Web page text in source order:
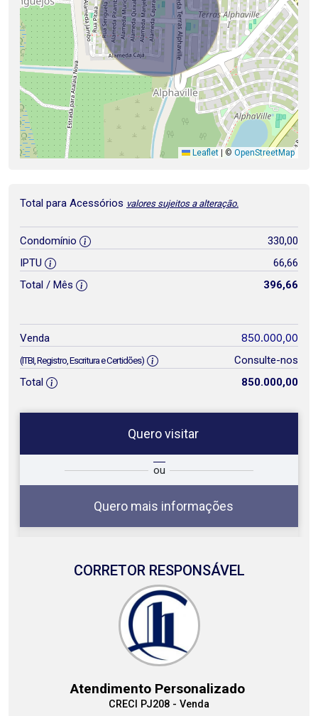
Leaflet © OpenStreetMap
Total para Acessórios valores sujeitos a alteração.
Condomínio
330,00
IPTU
66,66
Total / Mês
396,66
Venda 850.000,00
(ITBI, Registro, Escritura e Certidões)
Consulte-nos
Total
850.000,00
Quero visitar
ou
Quero mais informações
Qual o melhor dia e horário para
você?
07
Aug/Sat
08:00
CORRETOR RESPONSÁVEL
Atendimento Personalizado
CRECI PJ208 - Venda